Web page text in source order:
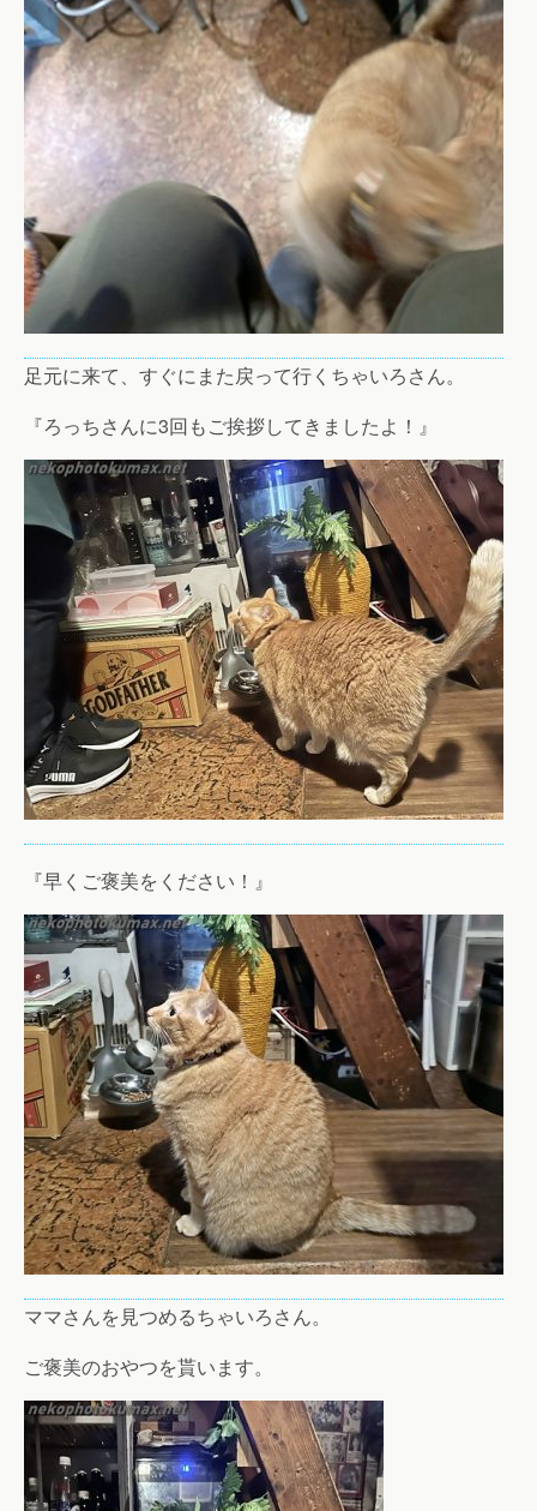
足元に来て、すぐにまた戻って行くちゃいろさん。
『ろっちさんに3回もご挨拶してきましたよ！』
『早くご褒美をください！』
ママさんを見つめるちゃいろさん。
ご褒美のおやつを貰います。